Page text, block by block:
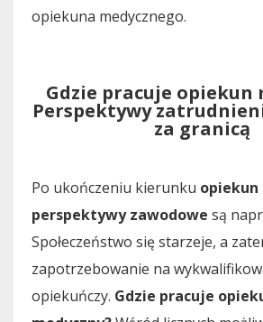
opiekuna medycznego.
Gdzie pracuje opiekun
Perspektywy
za granicą
Po ukończeniu kierunku opiekun
perspektywy zawodowe są
Społeczeństwo się starzeje, a
zapotrzebowanie na
opiekuńczy. Gdzie pracuje